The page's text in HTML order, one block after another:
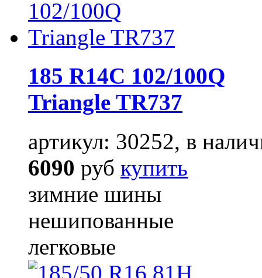
185 R14C 102/100Q
Triangle TR737
артикул: 30252, в
6090 руб купить
зимние шины
нешипованные
легковые